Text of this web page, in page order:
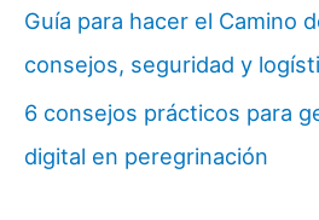
Guía para hacer el Camino
consejos, seguridad y
6 consejos prácticos para
digital en peregrinación